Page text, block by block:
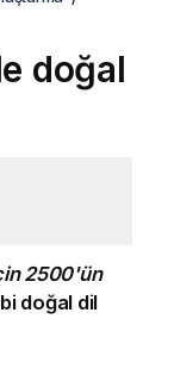
doğal
2500'ün
doğal dil